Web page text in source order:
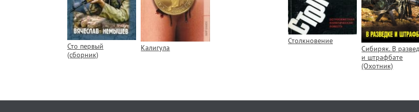
Сто первый
(сборник)
Калигула
Столкновение
Сибиряк. В
и штрафбате
(Охотник)